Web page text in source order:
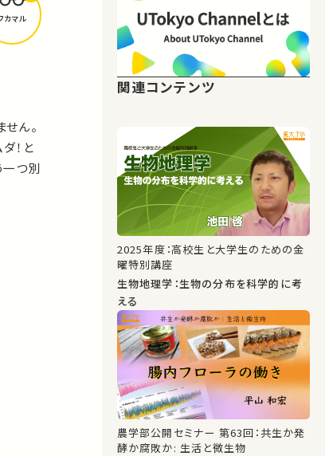
カマル
ん。
！と
一つ別
関連コンテンツ
2025年度：高校生と大学生のための金
曜特別講座
生物地理学：生物の分布を科学的に考
える
農学部公開セミナー 第63回：共生か発
酵か腐敗か: 生活と微生物